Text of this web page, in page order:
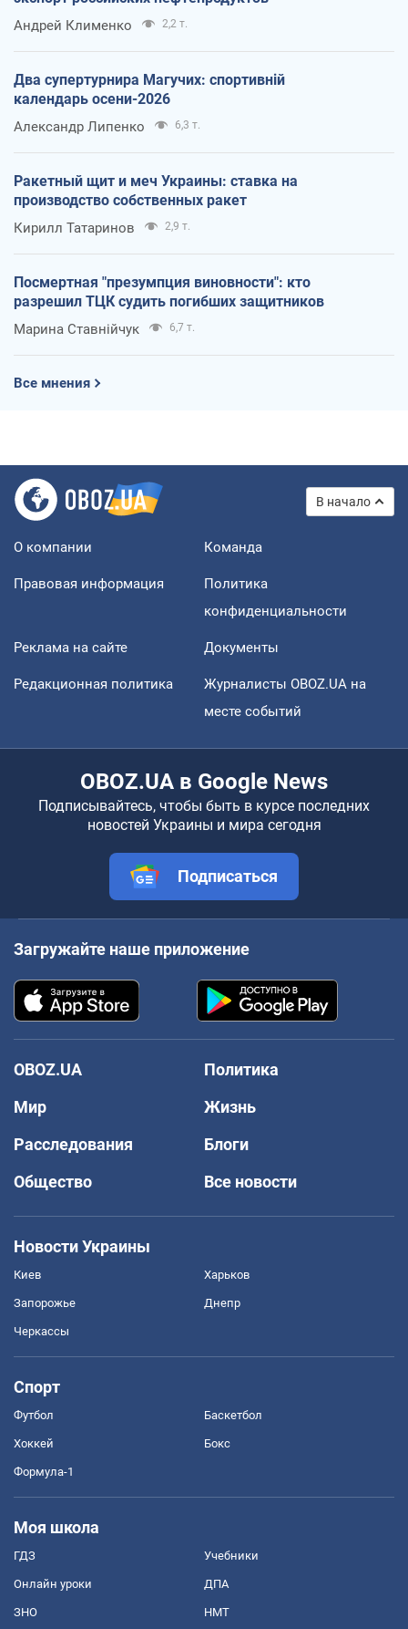
Андрей Клименко 2,2 т.
Два супертурнира Магучих: спортивній
календарь осени-2026
Александр Липенко 6,3 т.
Ракетный щит и меч Украины: ставка на
производство собственных ракет
Кирилл Татаринов 2,9 т.
Посмертная "презумпция виновности": кто
разрешил ТЦК судить погибших защитников
Марина Ставнійчук 6,7 т.
Все мнения
В начало
О компании Команда
Правовая информация
Политика
конфиденциальности
Реклама на сайте Документы
Редакционная политика
Журналисты OBOZ.UA на
месте событий
OBOZ.UA в Google News
Подписывайтесь, чтобы быть в курсе последних
новостей Украины и мира сегодня
Подписаться
Загружайте наше приложение
OBOZ.UA
Политика
Мир
Жизнь
Расследования
Блоги
Общество
Все новости
Новости Украины
Киев Харьков
Запорожье Днепр
Черкассы
Спорт
Футбол Баскетбол
Хоккей Бокс
Формула-1
Моя школа
ГДЗ Учебники
Онлайн уроки ДПА
ЗНО НМТ